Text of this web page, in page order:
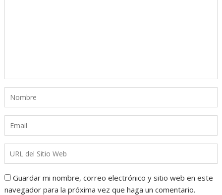
Guardar mi nombre, correo electrónico y sitio web en este
navegador para la próxima vez que haga un comentario.